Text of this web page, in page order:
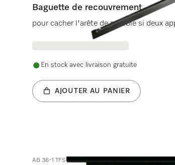
Baguette de recouvrement
pour cacher l'arête de meuble si deux
En stock avec livraison gratuite
AJOUTER AU PANIER
AB 36-1 TFSW